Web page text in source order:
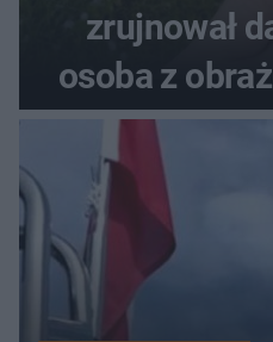
zrujnował
osoba z
do